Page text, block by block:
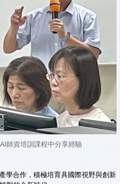
師資培訓課程中分享經驗
學合作，積極培育具國際視野與創新